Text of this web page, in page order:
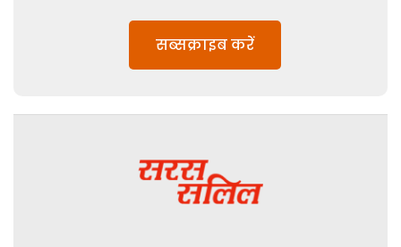
सब्सक्राइब करें